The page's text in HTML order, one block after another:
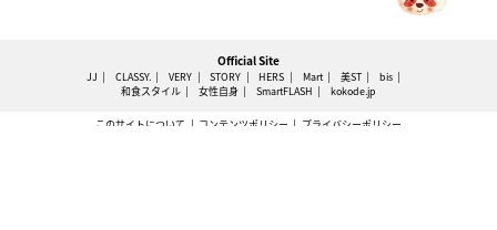
Official Site
JJ CLASSY. VERY STORY HERS Mart 美ST
bis
和食スタイル
女性自身 SmartFLASH kokode.jp
このサイトについて コンテンツポリシー
プライバシーポリシー